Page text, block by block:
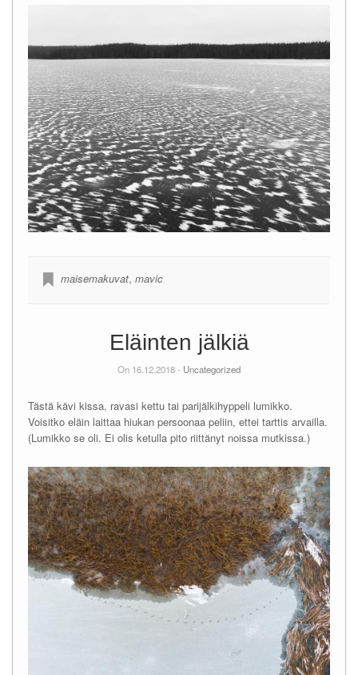
maisemakuvat, mavic
Eläinten jälkiä
On 16.12.2018 - Uncategorized
Tästä kävi kissa, ravasi kettu tai parijälkihyppeli lumikko.
Voisitko eläin laittaa hiukan persoonaa peliin, ettei tarttis arvailla.
(Lumikko se oli. Ei olis ketulla pito riittänyt noissa mutkissa.)